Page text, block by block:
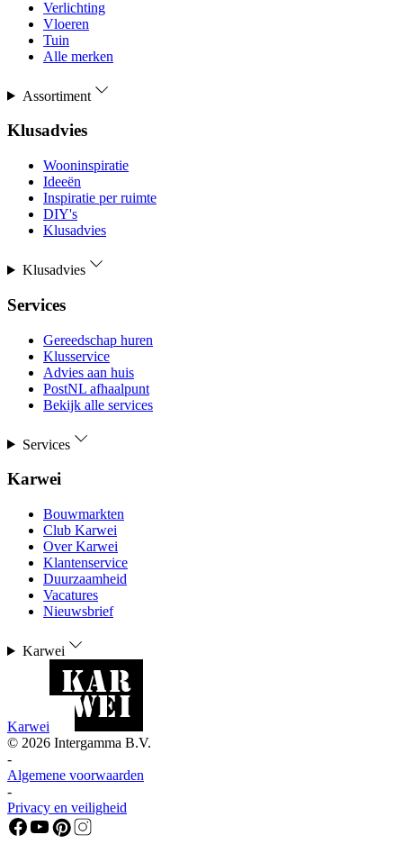
Verlichting
Vloeren
Tuin
Alle merken
Assortiment
Klusadvies
Wooninspiratie
Ideeën
Inspiratie per ruimte
DIY's
Klusadvies
Klusadvies
Services
Gereedschap huren
Klusservice
Advies aan huis
PostNL afhaalpunt
Bekijk alle services
Services
Karwei
Bouwmarkten
Club Karwei
Over Karwei
Klantenservice
Duurzaamheid
Vacatures
Nieuwsbrief
Karwei
Karwei
© 2026 Intergamma B.V.
-
Algemene voorwaarden
-
Privacy en veiligheid